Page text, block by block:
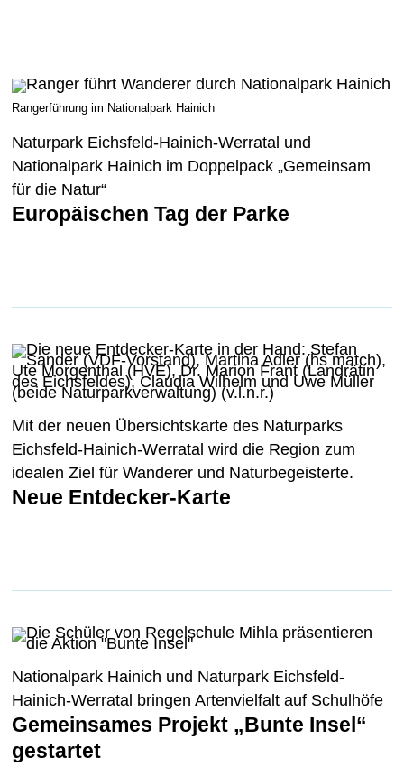
Rangerführung im Nationalpark Hainich
Naturpark Eichsfeld-Hainich-Werratal und
Nationalpark Hainich im Doppelpack „Gemeinsam
für die Natur“
Europäischen Tag der Parke
Mit der neuen Übersichtskarte des Naturparks
Eichsfeld-Hainich-Werratal wird die Region zum
idealen Ziel für Wanderer und Naturbegeisterte.
Neue Entdecker-Karte
Nationalpark Hainich und Naturpark Eichsfeld-
Hainich-Werratal bringen Artenvielfalt auf Schulhöfe
Gemeinsames Projekt „Bunte Insel“
gestartet